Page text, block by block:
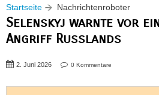
Startseite Nachrichtenroboter
Selenskyj warnte vor
Angriff Russlands
2. Juni 2026 0 Kommentare